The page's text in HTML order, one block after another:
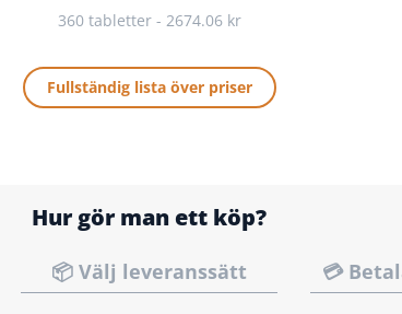
360 tabletter - 2674.06 kr
Fullständig lista över priser
Hur gör man ett köp?
📦 Välj leveranssätt 💳